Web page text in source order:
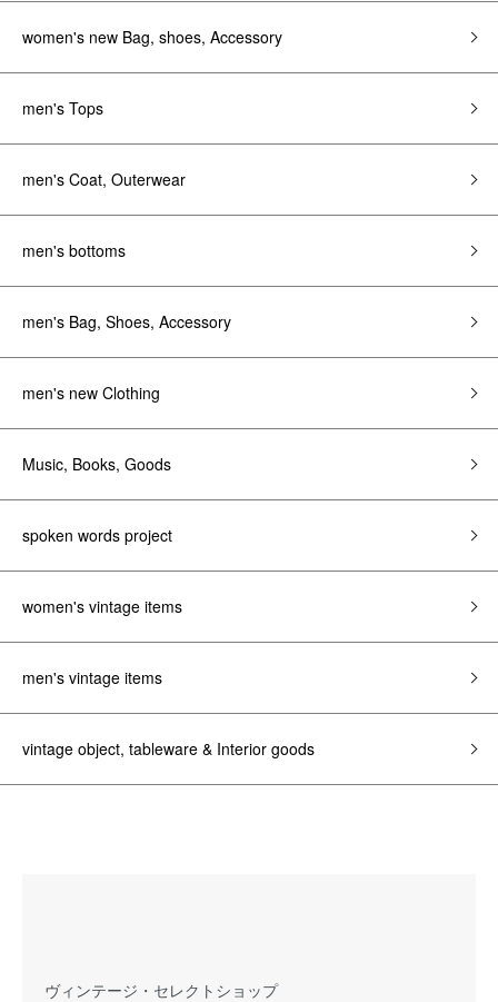
women's new Bag, shoes, Accessory
men's Tops
men's Coat, Outerwear
men's bottoms
men's Bag, Shoes, Accessory
men's new Clothing
Music, Books, Goods
spoken words project
women's vintage items
men's vintage items
vintage object, tableware & Interior goods
ヴィンテージ・セレクトショップ